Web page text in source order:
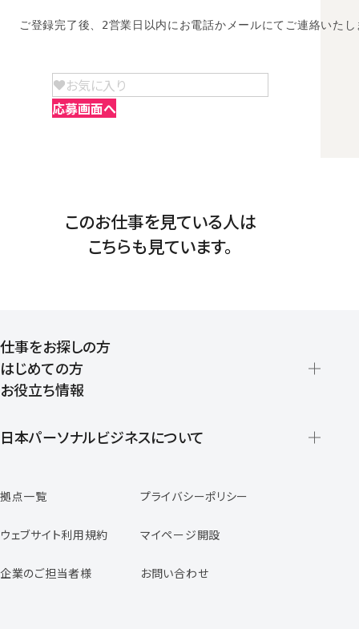
ご登録完了後、2営業日以内にお電話かメールにてご連絡いたし
お気に入り
応募画面へ
このお仕事を見ている人は
こちらも見ています。
仕事をお探しの方
はじめての方
登録から就業開始までの流れ
お役立ち情報
日本パーソナルビジネスについて
スタッフの声
専任コンサルタントの声
福利厚生のご案内
拠点一覧 プライバシーポリシー
ウェブサイト利用規約 マイページ開設
企業のご担当者様 お問い合わせ